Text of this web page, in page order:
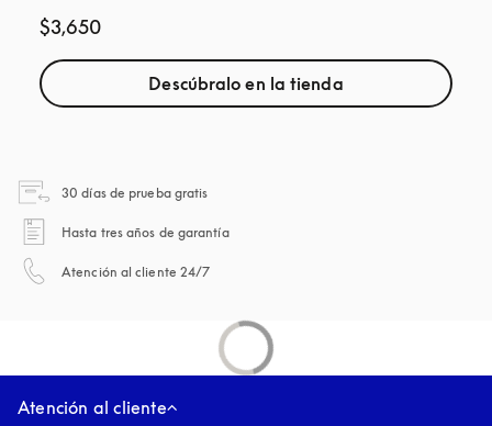
$3,650
Descúbralo en la tienda
30 días de prueba gratis
Hasta tres años de garantía
Atención al cliente 24/7
Atención al cliente